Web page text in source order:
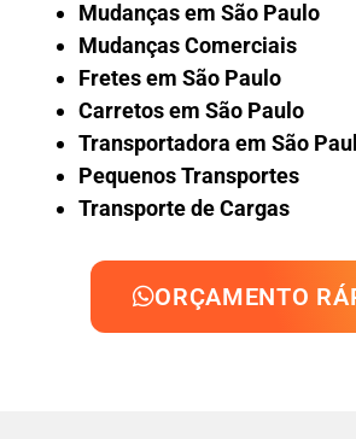
Mudanças em São Paulo
Mudanças Comerciais
Fretes em São Paulo
Carretos em São Paulo
Transportadora em São
Pequenos Transportes
Transporte de Cargas
ORÇAMENTO